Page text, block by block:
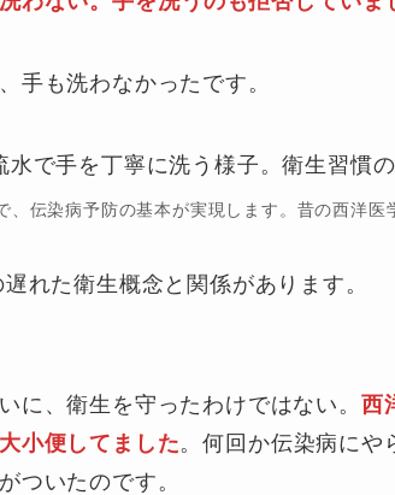
手も洗わなかったです。
、伝染病予防の基本が実現します。昔の西洋医
れた衛生概念と関係があります。
に、衛生を守ったわけではない。 西
小便してました。何回か伝染病にや
ついたのです。